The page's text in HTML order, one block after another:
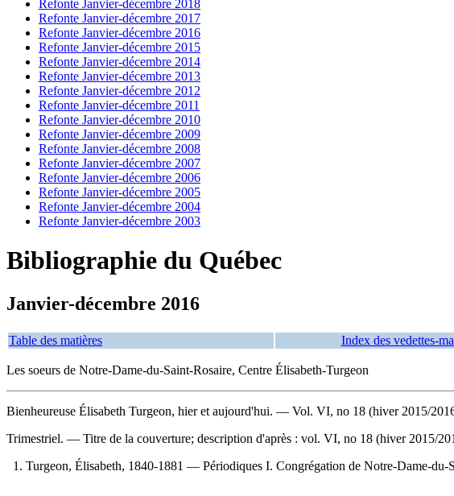
Refonte Janvier-décembre 2018
Refonte Janvier-décembre 2017
Refonte Janvier-décembre 2016
Refonte Janvier-décembre 2015
Refonte Janvier-décembre 2014
Refonte Janvier-décembre 2013
Refonte Janvier-décembre 2012
Refonte Janvier-décembre 2011
Refonte Janvier-décembre 2010
Refonte Janvier-décembre 2009
Refonte Janvier-décembre 2008
Refonte Janvier-décembre 2007
Refonte Janvier-décembre 2006
Refonte Janvier-décembre 2005
Refonte Janvier-décembre 2004
Refonte Janvier-décembre 2003
Bibliographie du Québec
Janvier-décembre 2016
Table des matières Index des vedettes-
Les soeurs de Notre-Dame-du-Saint-Rosaire, Centre Élisabeth-Turgeon
Bienheureuse Élisabeth Turgeon, hier et aujourd'hui. — Vol. VI, no 18 (hiver 2015/
Trimestriel. — Titre de la couverture; description d'après : vol. VI, no 18 (hiver 2015/
1. Turgeon, Élisabeth, 1840-1881 — Périodiques I. Congrégation de Notre-Dame-